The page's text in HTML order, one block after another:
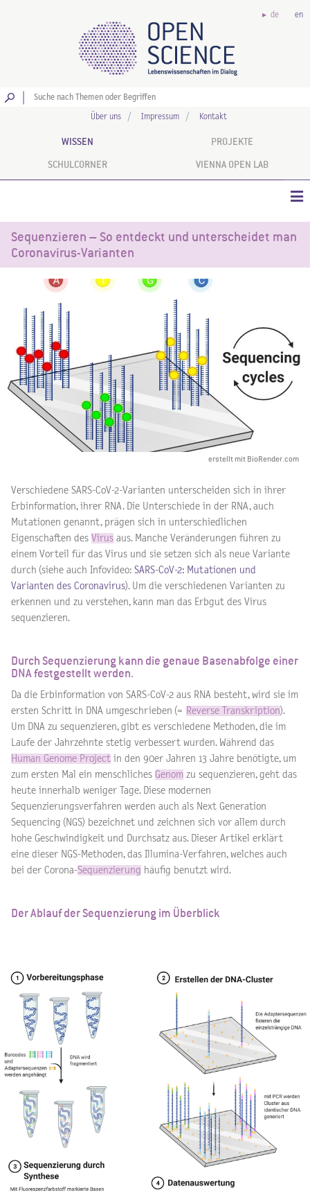
de en
Über uns Impressum Kontakt
WISSEN PROJEKTE
SCHULCORNER VIENNA OPEN LAB
Sequenzieren – So entdeckt und unterscheidet man
Coronavirus-Varianten
erstellt mit BioRender.com
Verschiedene SARS-CoV-2-Varianten unterscheiden sich in ihrer
Erbinformation, ihrer RNA. Die Unterschiede in der RNA, auch
Mutationen genannt, prägen sich in unterschiedlichen
Eigenschaften des Virus aus. Manche Veränderungen führen zu
einem Vorteil für das Virus und sie setzen sich als neue Variante
durch (siehe auch Infovideo: SARS-CoV-2: Mutationen und
Varianten des Coronavirus). Um die verschiedenen Varianten zu
erkennen und zu verstehen, kann man das Erbgut des Virus
sequenzieren.
Durch Sequenzierung kann die genaue Basenabfolge einer
DNA festgestellt werden.
Da die Erbinformation von SARS-CoV-2 aus RNA besteht, wird sie im
ersten Schritt in DNA umgeschrieben (= Reverse Transkription).
Um DNA zu sequenzieren, gibt es verschiedene Methoden, die im
Laufe der Jahrzehnte stetig verbessert wurden. Während das
Human Genome Project in den 90er Jahren 13 Jahre benötigte, um
zum ersten Mal ein menschliches Genom zu sequenzieren, geht das
heute innerhalb weniger Tage. Diese modernen
Sequenzierungsverfahren werden auch als Next Generation
Sequencing (NGS) bezeichnet und zeichnen sich vor allem durch
hohe Geschwindigkeit und Durchsatz aus. Dieser Artikel erklärt
eine dieser NGS-Methoden, das Illumina-Verfahren, welches auch
bei der Corona-Sequenzierung häufig benutzt wird.
Der Ablauf der Sequenzierung im Überblick